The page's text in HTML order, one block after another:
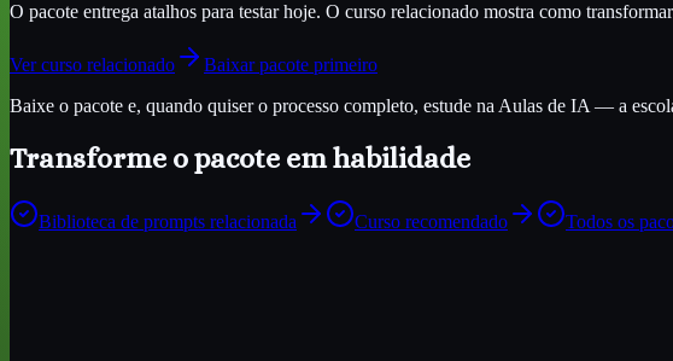
O pacote entrega atalhos para testar hoje. O curso relacionado mostra como
Ver curso relacionado
Baixar pacote primeiro
Baixe o pacote e, quando quiser o processo completo, estude na Aulas de IA — a
Transforme o pacote em habilidade
Biblioteca de prompts relacionada Curso recomendado Todos os